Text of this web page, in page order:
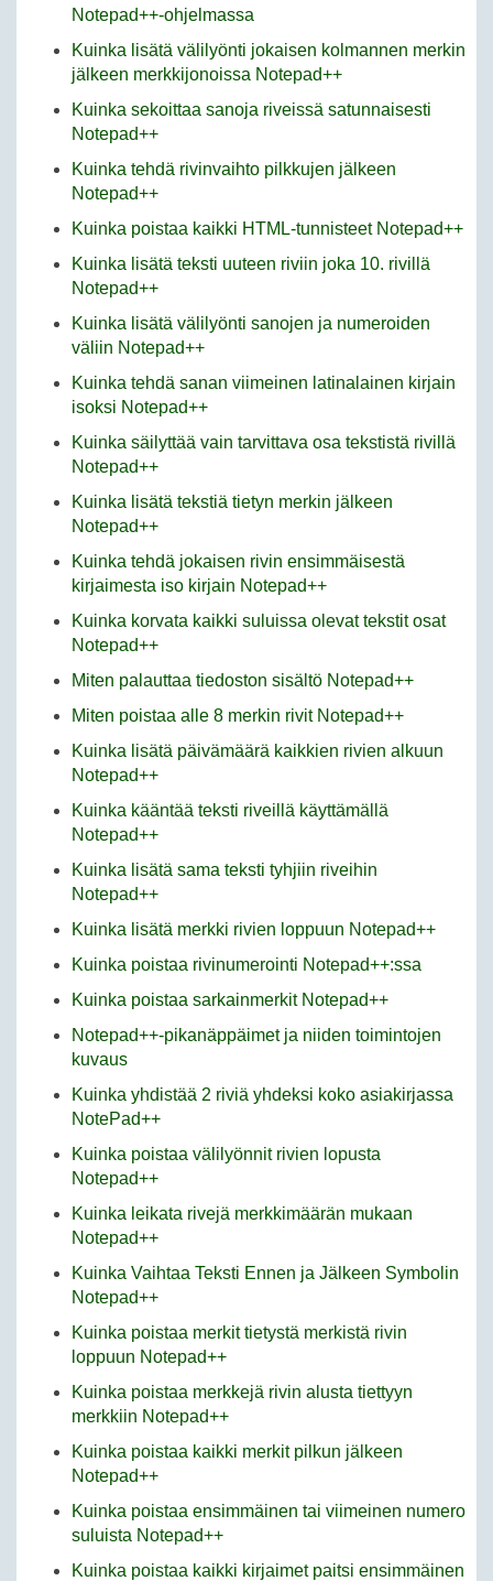
Notepad++-ohjelmassa
Kuinka lisätä välilyönti jokaisen kolmannen merkin
jälkeen merkkijonoissa Notepad++
Kuinka sekoittaa sanoja riveissä satunnaisesti
Notepad++
Kuinka tehdä rivinvaihto pilkkujen jälkeen
Notepad++
Kuinka poistaa kaikki HTML-tunnisteet Notepad++
Kuinka lisätä teksti uuteen riviin joka 10. rivillä
Notepad++
Kuinka lisätä välilyönti sanojen ja numeroiden
väliin Notepad++
Kuinka tehdä sanan viimeinen latinalainen kirjain
isoksi Notepad++
Kuinka säilyttää vain tarvittava osa tekstistä rivillä
Notepad++
Kuinka lisätä tekstiä tietyn merkin jälkeen
Notepad++
Kuinka tehdä jokaisen rivin ensimmäisestä
kirjaimesta iso kirjain Notepad++
Kuinka korvata kaikki suluissa olevat tekstit osat
Notepad++
Miten palauttaa tiedoston sisältö Notepad++
Miten poistaa alle 8 merkin rivit Notepad++
Kuinka lisätä päivämäärä kaikkien rivien alkuun
Notepad++
Kuinka kääntää teksti riveillä käyttämällä
Notepad++
Kuinka lisätä sama teksti tyhjiin riveihin
Notepad++
Kuinka lisätä merkki rivien loppuun Notepad++
Kuinka poistaa rivinumerointi Notepad++:ssa
Kuinka poistaa sarkainmerkit Notepad++
Notepad++-pikanäppäimet ja niiden toimintojen
kuvaus
Kuinka yhdistää 2 riviä yhdeksi koko asiakirjassa
NotePad++
Kuinka poistaa välilyönnit rivien lopusta
Notepad++
Kuinka leikata rivejä merkkimäärän mukaan
Notepad++
Kuinka Vaihtaa Teksti Ennen ja Jälkeen Symbolin
Notepad++
Kuinka poistaa merkit tietystä merkistä rivin
loppuun Notepad++
Kuinka poistaa merkkejä rivin alusta tiettyyn
merkkiin Notepad++
Kuinka poistaa kaikki merkit pilkun jälkeen
Notepad++
Kuinka poistaa ensimmäinen tai viimeinen numero
suluista Notepad++
Kuinka poistaa kaikki kirjaimet paitsi ensimmäinen